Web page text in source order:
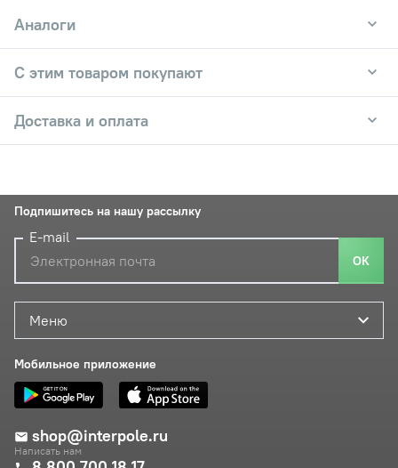
Аналоги
С этим товаром покупают
Доставка и оплата
Меню
Мобильное приложение
shop@interpole.ru
Написать нам
Подпишитесь на нашу рассылку
E-mail
ОК